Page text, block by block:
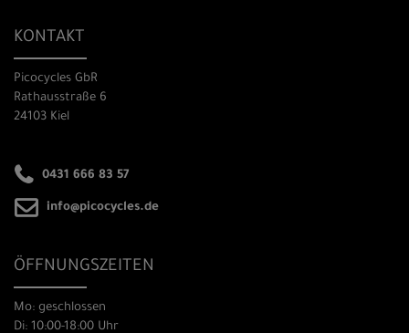
KONTAKT
Picocycles GbR
Rathausstraße 6
24103 Kiel
0431 666 83 57
info@picocycles.de
ÖFFNUNGSZEITEN
Mo: geschlossen
Di: 10:00-18:00 Uhr